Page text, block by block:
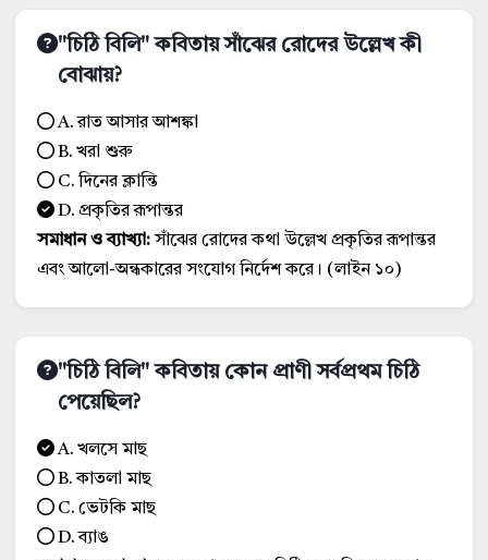
"চিঠি বিলি" কবিতায় সাঁঝের রোদের উল্লেখ কী
বোঝায়?
A. রাত আসার আশঙ্কা
B. খরা শুরু
C. দিনের ক্লান্তি
D. প্রকৃতির রূপান্তর
সমাধান ও ব্যাখ্যা:সাঁঝের রোদের কথা উল্লেখ প্রকৃতির রূপান্তর
এবং আলো-অন্ধকারের সংযোগ নির্দেশ করে। (লাইন ১০)
"চিঠি বিলি" কবিতায় কোন প্রাণী সর্বপ্রথম চিঠি
পেয়েছিল?
A. খলসে মাছ
B. কাতলা মাছ
C. ভেটকি মাছ
D. ব্যাঙ